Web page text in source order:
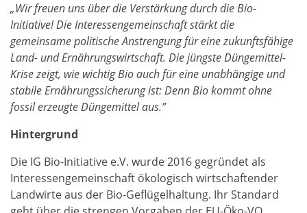
„Wir freuen uns über die Verstärkung durch die Bio-
Initiative! Die Interessengemeinschaft stärkt die
gemeinsame politische Anstrengung für eine zukunftsfähige
Land- und Ernährungswirtschaft. Die jüngste Düngemittel-
Krise zeigt, wie wichtig Bio auch für eine unabhängige und
stabile Ernährungssicherung ist: Denn Bio kommt ohne
fossil erzeugte Düngemittel aus.”
Hintergrund
Die IG Bio-Initiative e.V. wurde 2016 gegründet als
Interessengemeinschaft ökologisch wirtschaftender
Landwirte aus der Bio-Geflügelhaltung. Ihr Standard